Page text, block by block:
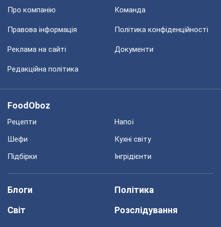
Про компанію Команда
Правова інформація Політика конфіденційності
Реклама на сайті Документи
Редакційна політика
FoodOboz
Рецепти
Напої
Шефи
Кухні світу
Підбірки
Інгрідієнти
Блоги
Політика
Світ
Розслідування